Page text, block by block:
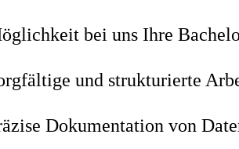
bei uns Ihre
und strukturierte
Dokumentation von